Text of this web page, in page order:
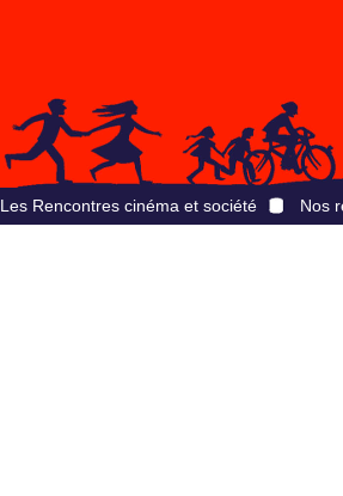
Les Rencontres cinéma et société Nos